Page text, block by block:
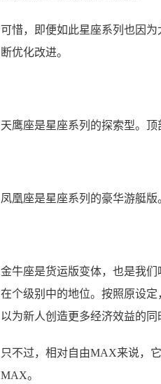
可惜，即便如此星座系列也因
断优化改进。
天鹰座是星座系列的探索型。
凤凰座是星座系列的豪华游艇
金牛座是货运版变体，也是我
在个级别中的地位。按照原设
以为新人创造更多经济效益的同
只不过，相对自由MAX来说，
MAX。